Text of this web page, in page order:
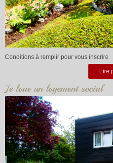
Conditions à remplir pour vous inscrire
Lire
Je loue un logement social